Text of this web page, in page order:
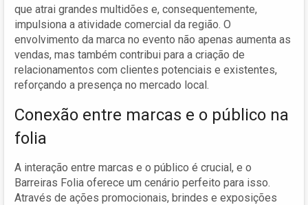
que atrai grandes multidões e, consequentemente,
impulsiona a atividade comercial da região. O
envolvimento da marca no evento não apenas aumenta as
vendas, mas também contribui para a criação de
relacionamentos com clientes potenciais e existentes,
reforçando a presença no mercado local.
Conexão entre marcas e o público na
folia
A interação entre marcas e o público é crucial, e o
Barreiras Folia oferece um cenário perfeito para isso.
Através de ações promocionais, brindes e exposições